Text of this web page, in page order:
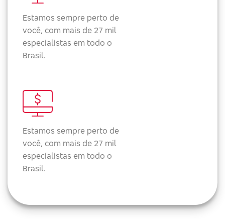
Estamos sempre perto de
você, com mais de 27 mil
especialistas em todo o
Brasil.
Estamos sempre perto de
você, com mais de 27 mil
especialistas em todo o
Brasil.